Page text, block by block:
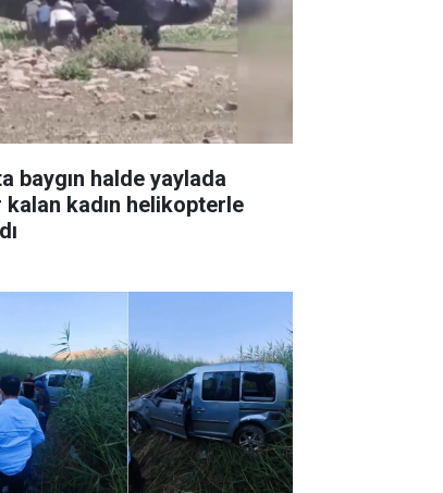
baygın halde yaylada
kalan kadın helikopterle